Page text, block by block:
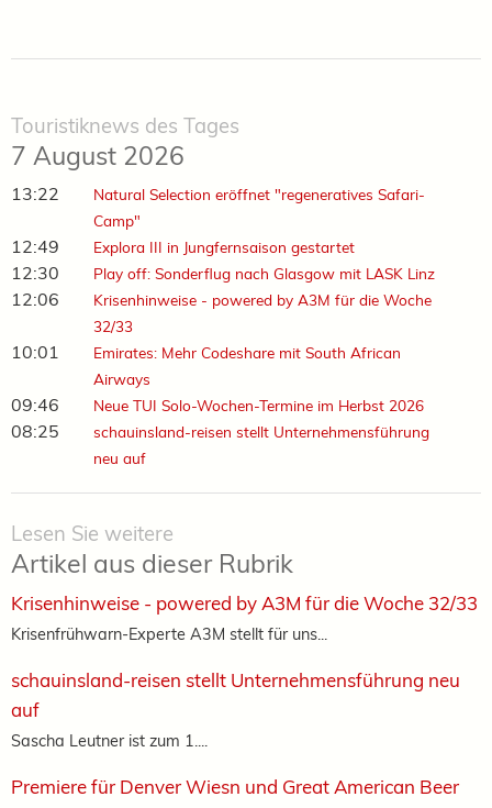
Touristiknews des Tages
7 August 2026
13:22
Natural Selection eröffnet "regeneratives Safari-
Camp"
12:49 Explora III in Jungfernsaison gestartet
12:30 Play off: Sonderflug nach Glasgow mit LASK Linz
12:06
Krisenhinweise - powered by A3M für die Woche
32/33
10:01
Emirates: Mehr Codeshare mit South African
Airways
09:46 Neue TUI Solo-Wochen-Termine im Herbst 2026
08:25
schauinsland-reisen stellt Unternehmensführung
neu auf
Lesen Sie weitere
Artikel aus dieser Rubrik
Krisenhinweise - powered by A3M für die Woche 32/33
Krisenfrühwarn-Experte A3M stellt für uns...
schauinsland-reisen stellt Unternehmensführung neu
auf
Sascha Leutner ist zum 1....
Premiere für Denver Wiesn und Great American Beer